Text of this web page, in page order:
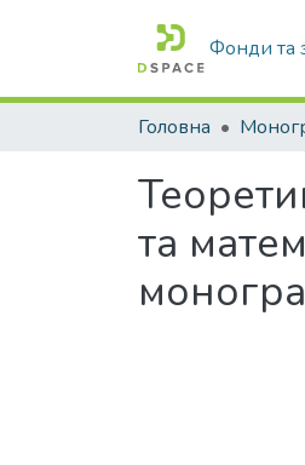
Фонди та
Головна
та